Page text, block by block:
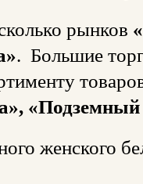
рынков
. Большие
женского